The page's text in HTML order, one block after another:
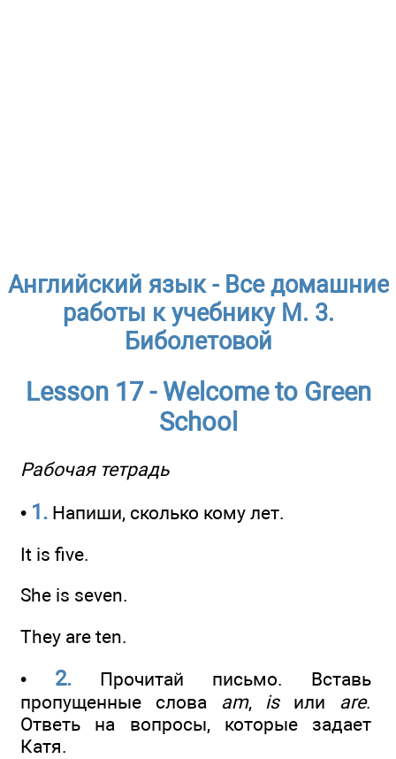
Английский язык - Все домашние
работы к учебнику М. 3.
Биболетовой
Lesson 17 - Welcome to Green
School
Рабочая тетрадь
• 1. Напиши, сколько кому лет.
It is five.
She is seven.
They are ten.
• 2. Прочитай письмо. Вставь
пропущенные слова am, isили are.
Ответь на вопросы, которые задает
Катя.